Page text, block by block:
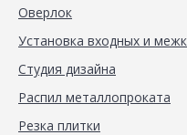
Оверлок
Установка входных и
Студия дизайна
Распил металлопроката
Резка плитки